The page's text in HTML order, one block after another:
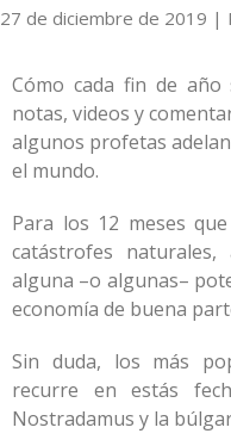
Cultura
27 de diciembre de 2019 |
Cómo cada fin de año
notas, videos y
algunos profetas
el mundo.
Para los 12 meses
catástrofes naturales,
alguna –o algunas–
economía de buena
Sin duda, los más
recurre en estás
Nostradamus y la